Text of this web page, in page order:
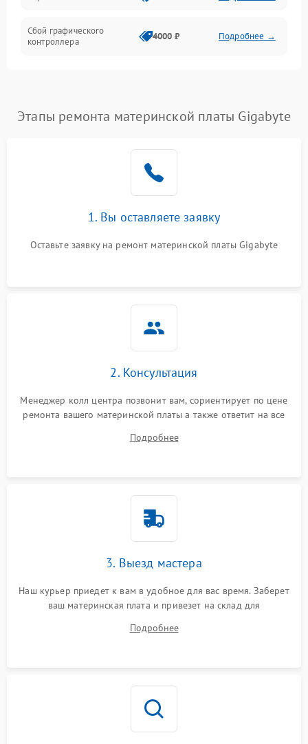
Сбой графического
контроллера
4000 ₽ Подробнее →
Этапы ремонта материнской платы Gigabyte
1. Вы оставляете заявку
Оставьте заявку на ремонт материнской платы Gigabyte
2. Консультация
Менеджер колл центра позвонит вам, сориентирует по цене
ремонта вашего материнской платы а также ответит на все
Подробнее
3. Выезд мастера
Наш курьер приедет к вам в удобное для вас время. Заберет
ваш материнская плата и привезет на склад для
Подробнее